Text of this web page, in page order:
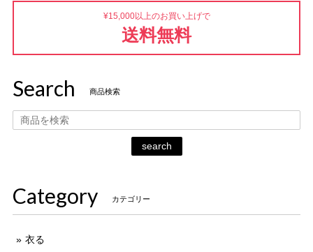
¥15,000以上のお買い上げで
送料無料
Search 商品検索
search
Category カテゴリー
衣る